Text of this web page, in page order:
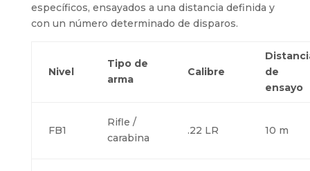
específicos, ensayados a una distancia definida y
con un número determinado de disparos.
Nivel
Tipo de
arma
Calibre
de
ensayo
FB1
Rifle /
carabina
.22 LR 10 m